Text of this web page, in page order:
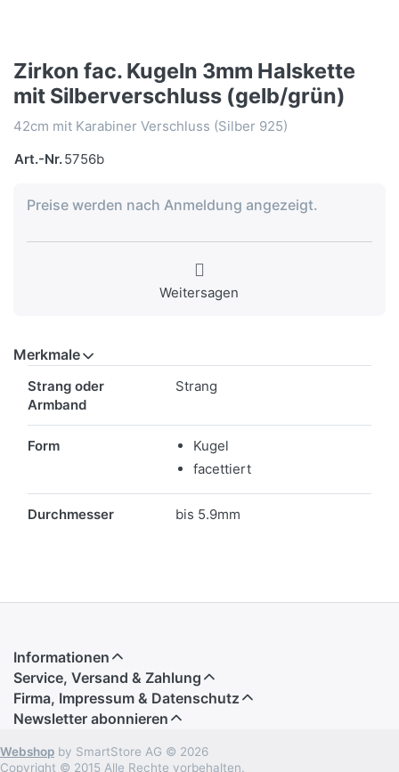
Zirkon fac. Kugeln 3mm Halskette
mit Silberverschluss (gelb/grün)
42cm mit Karabiner Verschluss (Silber 925)
Art.-Nr.5756b
Preise werden nach Anmeldung angezeigt.
Weitersagen
Merkmale
Strang oder
Armband
Strang
Form
Kugel
facettiert
Durchmesser bis 5.9mm
Informationen
Service, Versand & Zahlung
Firma, Impressum & Datenschutz
Newsletter abonnieren
Webshop by SmartStore AG © 2026
Copyright © 2015 Alle Rechte vorbehalten.